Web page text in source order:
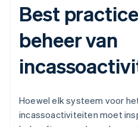
Best
beheer van
Hoewel elk systeem voor
incassoactiviteiten moet